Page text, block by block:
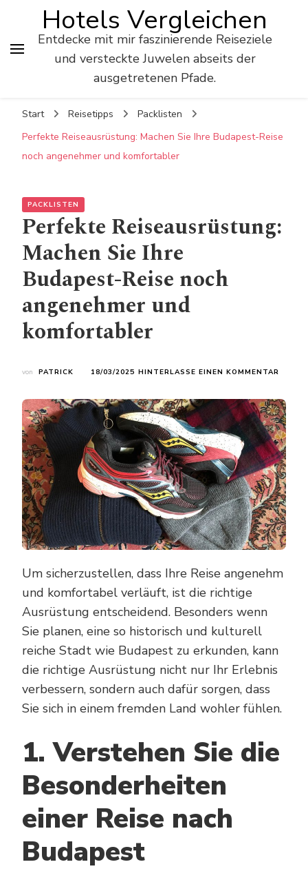
Hotels Vergleichen
Entdecke mit mir faszinierende Reiseziele
und versteckte Juwelen abseits der
ausgetretenen Pfade.
Start Reisetipps
Packlisten
Perfekte Reiseausrüstung: Machen Sie Ihre Budapest-Reise
noch angenehmer und komfortabler
PACKLISTEN
Perfekte Reiseausrüstung:
Machen Sie Ihre
Budapest-Reise noch
angenehmer und
komfortabler
von PATRICK 18/03/2025 HINTERLASSE EINEN KOMMENTAR
SIE
IHRE
REISE
NOCH
UND
Um sicherzustellen, dass Ihre Reise angenehm
und komfortabel verläuft, ist die richtige
Ausrüstung entscheidend. Besonders wenn
Sie planen, eine so historisch und kulturell
reiche Stadt wie Budapest zu erkunden, kann
die richtige Ausrüstung nicht nur Ihr Erlebnis
verbessern, sondern auch dafür sorgen, dass
Sie sich in einem fremden Land wohler fühlen.
1. Verstehen Sie die
Besonderheiten
einer Reise nach
Budapest